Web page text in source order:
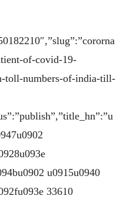
of-covid-19-
toll-numbers-of-india-till-
u0915u0940
33610